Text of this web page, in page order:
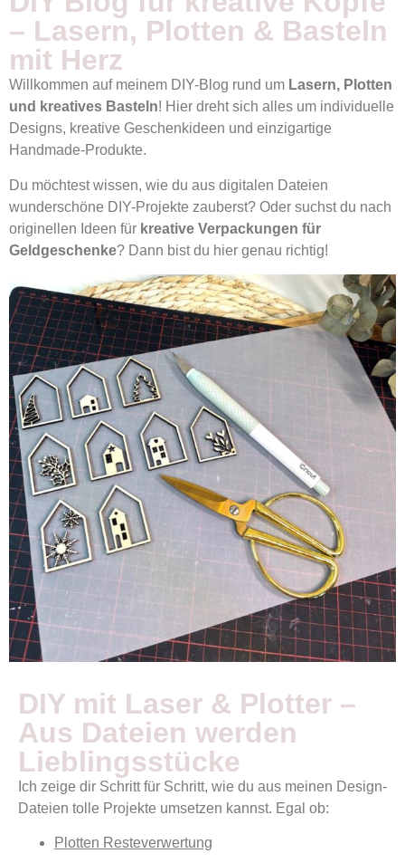
– Lasern, Plotten & Basteln
mit Herz
Willkommen auf meinem DIY-Blog rund um Lasern, Plotten
und kreatives Basteln! Hier dreht sich alles um individuelle
Designs, kreative Geschenkideen und einzigartige
Handmade-Produkte.
Du möchtest wissen, wie du aus digitalen Dateien
wunderschöne DIY-Projekte zauberst? Oder suchst du nach
originellen Ideen für kreative Verpackungen für
Geldgeschenke? Dann bist du hier genau richtig!
DIY mit Laser & Plotter –
Aus Dateien werden
Lieblingsstücke
Ich zeige dir Schritt für Schritt, wie du aus meinen Design-
Dateien tolle Projekte umsetzen kannst. Egal ob:
Plotten Resteverwertung